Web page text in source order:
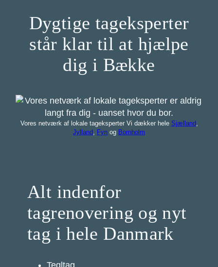
Dygtige tageksperter
står klar til at hjælpe
dig i Bække
Vores netværk af lokale tageksperter Vi dækker hele Sjælland
Jylland
Fyn og Bornholm
Alt indenfor
tagrenovering og nyt
tag i hele Danmark